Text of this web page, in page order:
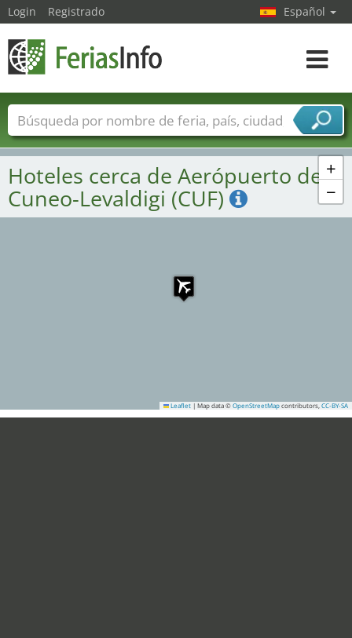
+
−
Leaflet | Map data © OpenStreetMap contributors, CC-BY-SA
Hoteles cerca de Aerópuerto de
Cuneo-Levaldigi (CUF)
Login Registrado Español
toggle
Nombres de ferias Países
Ciudades
Sectores de ferias
Sectores de proveedor de servicios